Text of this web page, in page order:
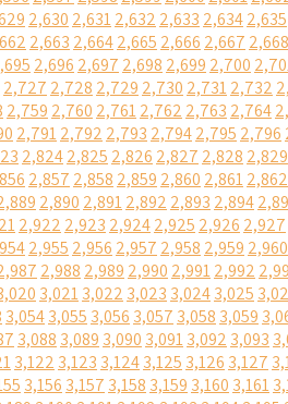
2,630 2,6312,632 2,633 2,6342,635
2,663 2,6642,665 2,666 2,667 2,668
2,696 2,697 2,698 2,699 2,700
2,727 2,728 2,729 2,730 2,7312,732
2,759 2,760 2,7612,762 2,763 2,764
2,7912,792 2,793 2,7942,795 2,796
2,8242,825 2,826 2,827 2,828 2,829
2,857 2,858 2,859 2,860 2,8612,862
2,890 2,8912,892 2,893 2,894
2,922 2,923 2,9242,925 2,926 2,927
2,955 2,956 2,957 2,958 2,959 2,960
2,988 2,989 2,990 2,9912,992
3,0213,022 3,023 3,0243,025
3,0543,055 3,056 3,057 3,058 3,059
3,088 3,089 3,090 3,0913,092 3,093
3,122 3,123 3,1243,125 3,126 3,127
3,156 3,157 3,158 3,159 3,160 3,161